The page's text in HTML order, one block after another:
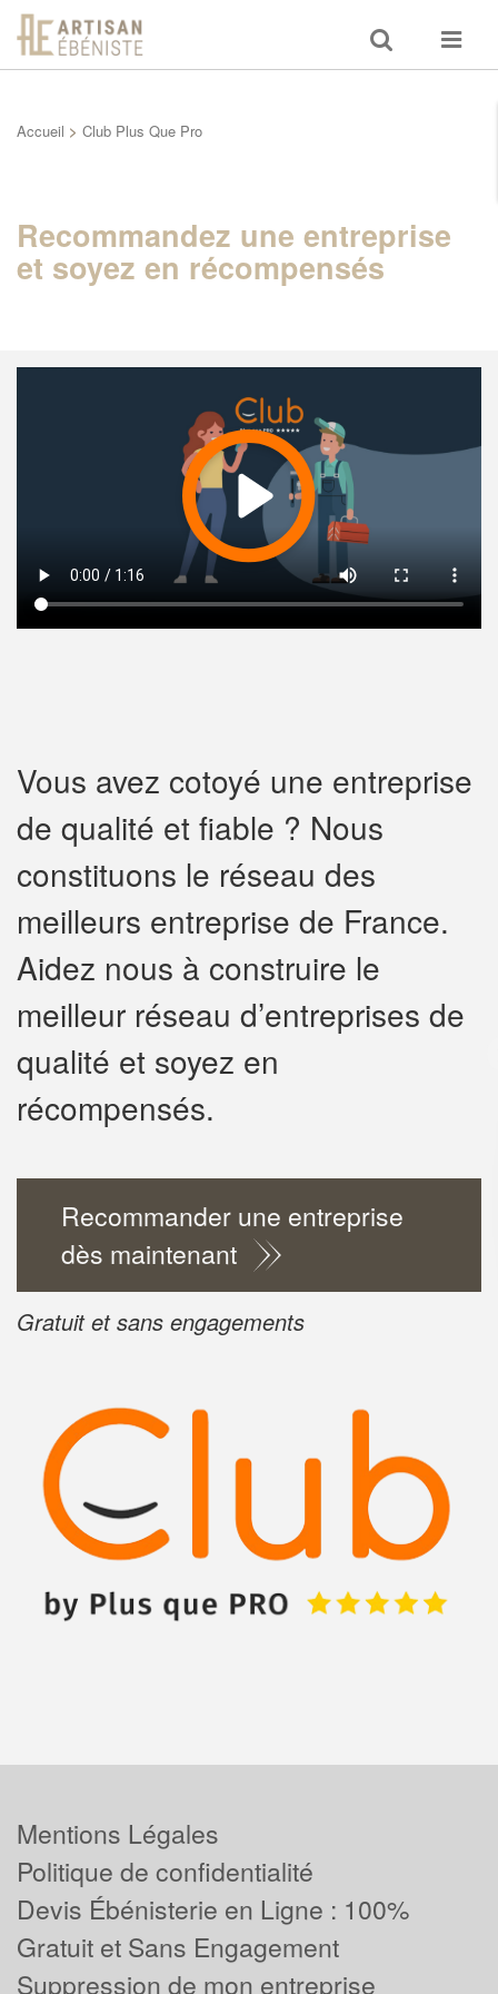
Toggle
search
Toggle
Accueil > Club Plus Que Pro
Recommandez une entreprise
et soyez en récompensés
Vous avez cotoyé une entreprise
de qualité et fiable ? Nous
constituons le réseau des
meilleurs entreprise de France.
Aidez nous à construire le
meilleur réseau d’entreprises de
qualité et soyez en
récompensés.
Recommander une entreprise
dès maintenant
Gratuit et sans engagements
✕
nouveaux clients
Mentions Légales
Politique de confidentialité
Devis Ébénisterie en Ligne : 100%
Gratuit et Sans Engagement
Suppression de mon entreprise